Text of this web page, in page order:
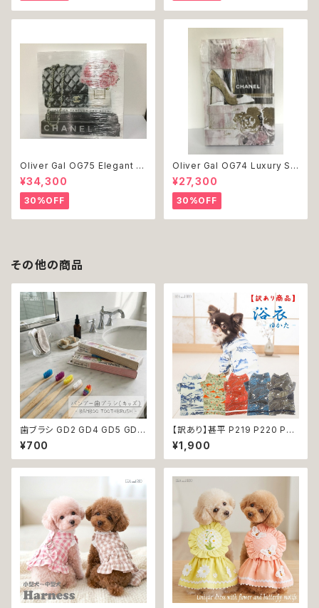
Oliver Gal OG75 Elegant E
ssentials Paris 絵 アート イ
ンテリア お祝い 贈り物 プレゼ
ント 結婚 新築 開店 周年 バー
スデイ 誕生日 ご褒美
¥34,300
30%OFF
Oliver Gal OG74 Luxury St
acked Shoes Rose Giftbo
x 絵 アート インテリア お祝い
贈り物 プレゼント 結婚 新築 開
店 周年 バースデイ 誕生日 ご褒
美
¥27,300
30%OFF
その他の商品
歯ブラシ GD2 GD4 GD5 GD6
GD8 ハンブー歯ブラシ THE H
UMBLE CO.キッズ 子ども バン
ブー 竹 口腔ケア 植物由来原料
¥700
【訳あり】甚平 P219 P220 P22
1 P222 P223 和装 和柄 ドッグ
ウェア 犬 コスプレ 男の子 夏服
ドッグウエア ドックウェア おしゃ
ー ホワイト うさぎ ラビット 祭り
極小 小型 猫 ペット 服 犬服 猫
服 古風 伝統 夏 日本 ギフト プ
レゼント 贈り物 返品交換不可
¥1,900